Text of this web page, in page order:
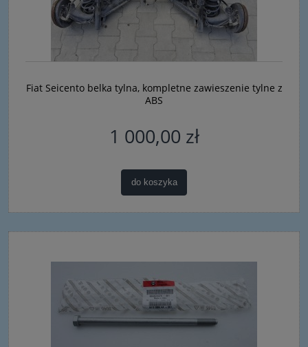
Fiat Seicento belka tylna, kompletne zawieszenie tylne z
ABS
1 000,00 zł
do koszyka